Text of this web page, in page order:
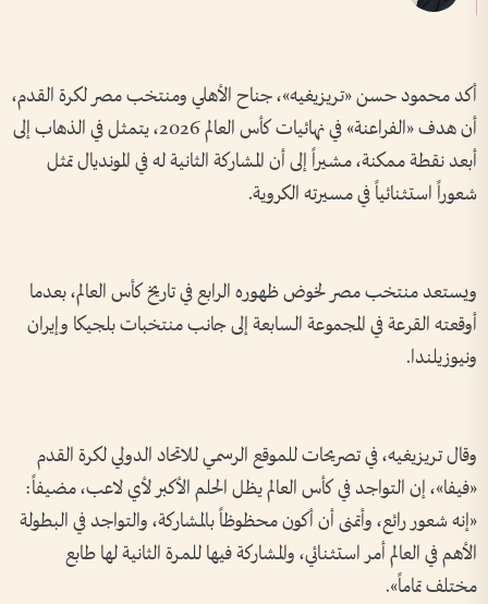
أكد محمود حسن «تريزيغيه»، جناح الأهلي ومنتخب مصر لكرة القدم،
أن هدف «الفراعنة» في نهائيات كأس العالم 2026، يتمثل في الذهاب إلى
أبعد نقطة ممكنة، مشيراً إلى أن المشاركة الثانية له في المونديال تمثل
شعوراً استثنائياً في مسيرته الكروية.
ويستعد منتخب مصر لخوض ظهوره الرابع في تاريخ كأس العالم، بعدما
أوقعته القرعة في المجموعة السابعة إلى جانب منتخبات بلجيكا وإيران
ونيوزيلندا.
وقال تريزيغيه، في تصريحات للموقع الرسمي للاتحاد الدولي لكرة القدم
«فيفا»، إن التواجد في كأس العالم يظل الحلم الأكبر لأي لاعب، مضيفاً:
«إنه شعور رائع، وأتمنى أن أكون محظوظاً بالمشاركة، والتواجد في البطولة
الأهم في العالم أمر استثنائي، والمشاركة فيها للمرة الثانية لها طابع
مختلف تماماً».